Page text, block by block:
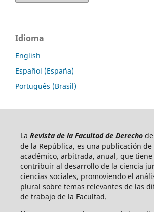
Idioma
English
Español (España)
Português (Brasil)
La Revista de la Facultad de Derecho
de la República, es una publicación
académico, arbitrada, anual, que
contribuir al desarrollo de la ciencia
ciencias sociales, promoviendo el
plural sobre temas relevantes de las
de trabajo de la Facultad.